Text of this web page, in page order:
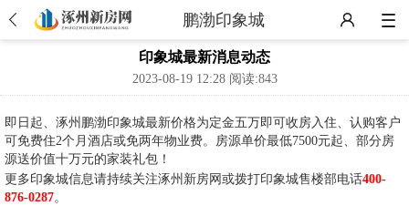
鹏渤印象城
印象城最新消息动态
2023-08-19 12:28 阅读:843
即日起、涿州鹏渤印象城最新价格为定金五万即可收房入住、认购客户
可免费住2个月酒店或免两年物业费。房源单价最低7500元起、部分房
源送价值十万元的家装礼包！
更多印象城信息请持续关注涿州新房网或拨打印象城售楼部电话400-
876-0287。